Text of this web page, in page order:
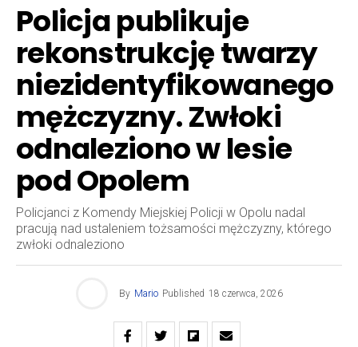
Policja publikuje
rekonstrukcję twarzy
niezidentyfikowanego
mężczyzny. Zwłoki
odnaleziono w lesie
pod Opolem
Policjanci z Komendy Miejskiej Policji w Opolu nadal
pracują nad ustaleniem tożsamości mężczyzny, którego
zwłoki odnaleziono
By Mario Published 18 czerwca, 2026